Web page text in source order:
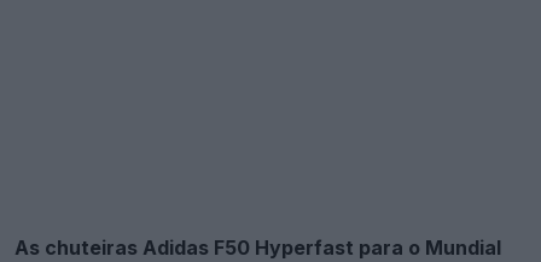
As chuteiras Adidas F50 Hyperfast para o Mundial